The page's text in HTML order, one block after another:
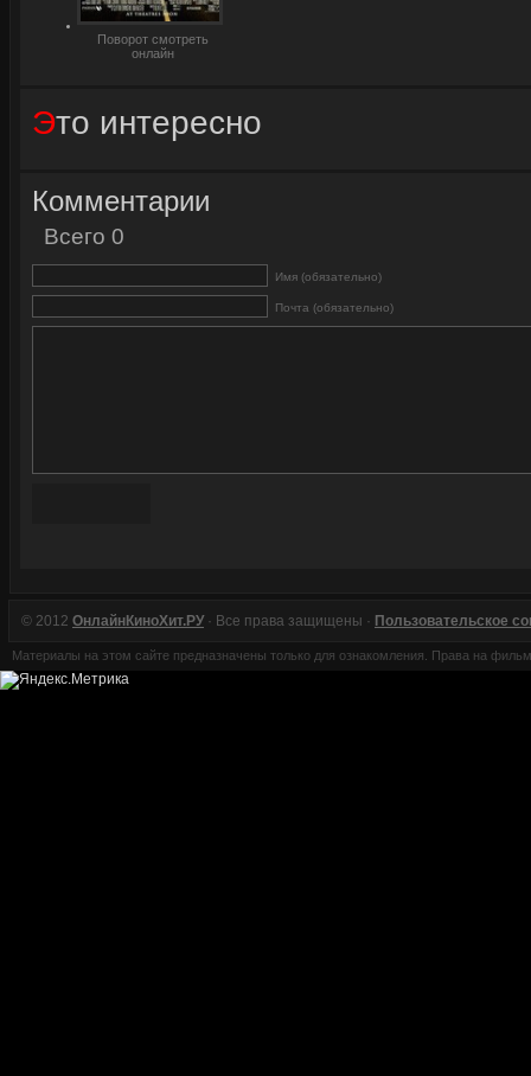
Поворот смотреть
онлайн
Это интересно
Комментарии
Всего 0
Имя (обязательно)
Почта (обязательно)
© 2012 ОнлайнКиноХит.РУ· Все права защищены · Пользовательское
Материалы на этом сайте предназначены только для ознакомления. Права на